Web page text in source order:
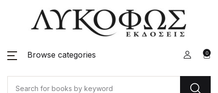
Browse categories 0